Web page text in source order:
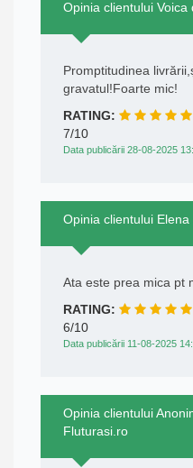
Opinia clientului
Promptitudinea
gravatul!Foarte mic!
RATING:
7/10
Data publicării 28-08-2025
Opinia clientului
Ata este prea mica pt
RATING:
6/10
Data publicării 11-08-2025
Opinia clientului
Fluturasi.ro